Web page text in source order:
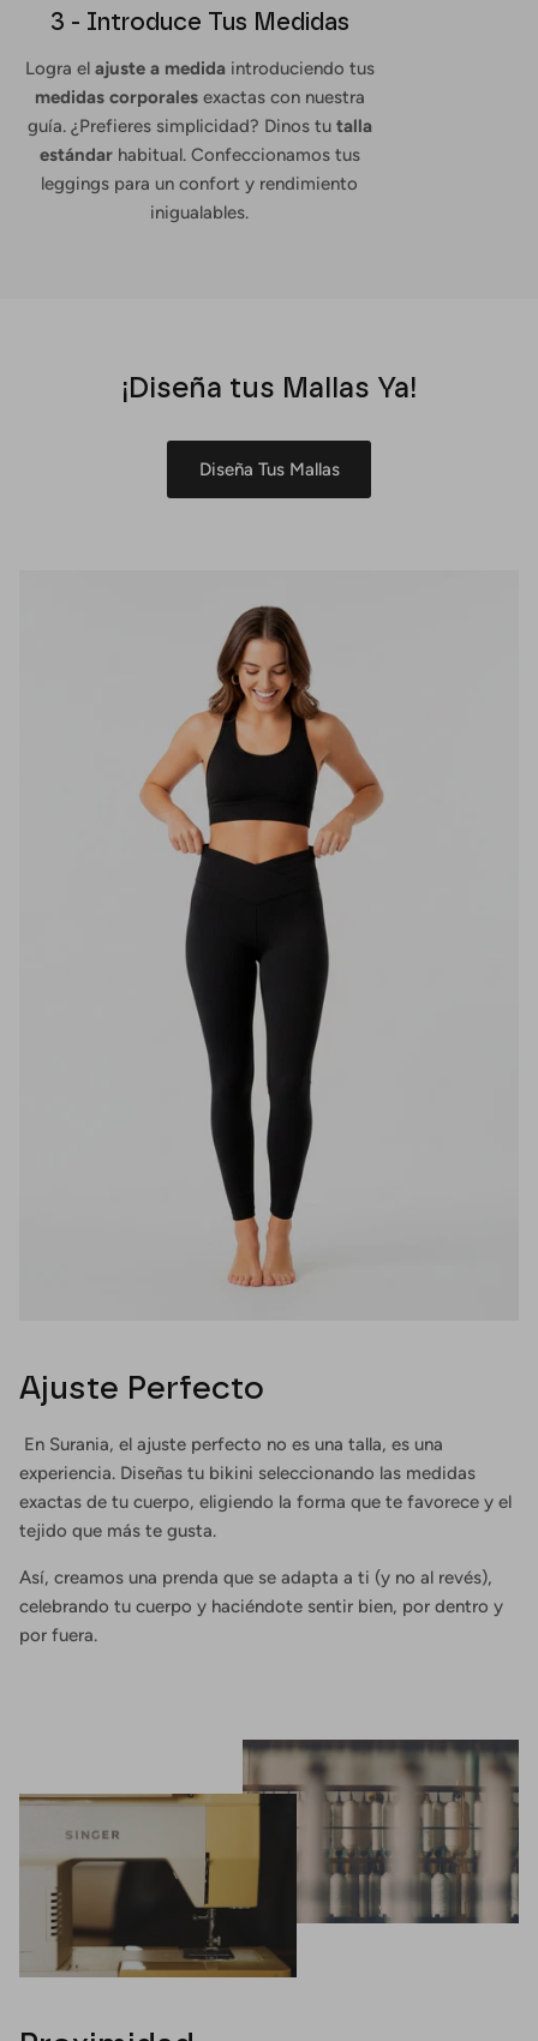
3 - Introduce Tus Medidas
Logra el ajuste a medidaintroduciendo tus
medidas corporalesexactas con nuestra
guía. ¿Prefieres simplicidad? Dinos tu talla
estándarhabitual. Confeccionamos tus
leggings para un confort y rendimiento
inigualables.
¡Diseña tus Mallas Ya!
Diseña Tus Mallas
Ajuste Perfecto
En Surania, el ajuste perfecto no es una talla, es una
experiencia. Diseñas tu bikini seleccionando las medidas
exactas de tu cuerpo, eligiendo la forma que te favorece y el
tejido que más te gusta.
Así, creamos una prenda que se adapta a ti (y no al revés),
celebrando tu cuerpo y haciéndote sentir bien, por dentro y
por fuera.